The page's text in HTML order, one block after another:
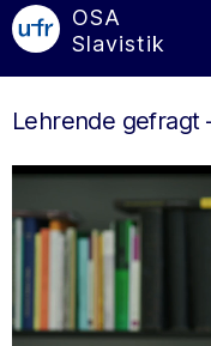
OSA
Slavistik
Lehrende gefragt